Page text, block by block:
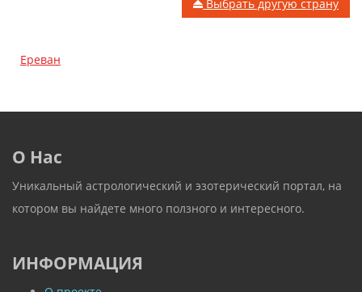
Выбрать другую страну
Ереван
О Нас
Уникальный астрологический и эзотерический портал, на
котором вы найдете много ползного и интересного.
ИНФОРМАЦИЯ